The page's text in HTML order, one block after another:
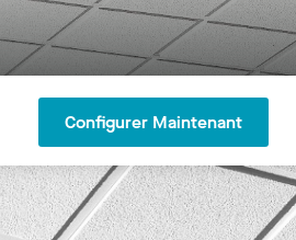
Configurer Maintenant